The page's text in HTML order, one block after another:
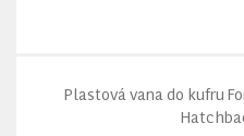
Plastová vana do kufru